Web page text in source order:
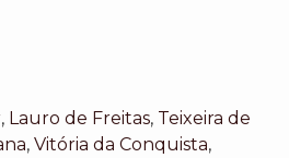
, Lauro de Freitas, Teixeira de
, Vitória da Conquista,